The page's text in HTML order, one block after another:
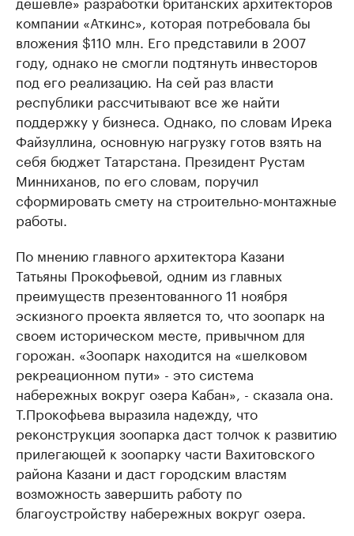
компании «Аткинс», которая потребовала бы
вложения $110 млн. Его представили в 2007
году, однако не смогли подтянуть инвесторов
под его реализацию. На сей раз власти
республики рассчитывают все же найти
поддержку у бизнеса. Однако, по словам Ирека
Файзуллина, основную нагрузку готов взять на
себя бюджет Татарстана. Президент Рустам
Минниханов, по его словам, поручил
сформировать смету на строительно-монтажные
работы.
По мнению главного архитектора Казани
Татьяны Прокофьевой, одним из главных
преимуществ презентованного 11 ноября
эскизного проекта является то, что зоопарк на
своем историческом месте, привычном для
горожан. «Зоопарк находится на «шелковом
рекреационном пути» - это система
набережных вокруг озера Кабан», - сказала она.
Т.Прокофьева выразила надежду, что
реконструкция зоопарка даст толчок к развитию
прилегающей к зоопарку части Вахитовского
района Казани и даст городским властям
возможность завершить работу по
благоустройству набережных вокруг озера.